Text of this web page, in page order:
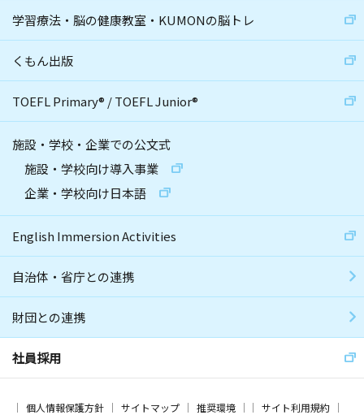
学習療法・脳の健康教室・KUMONの脳トレ
くもん出版
TOEFL Primary® /TOEFL Junior®
施設・学校・企業での公文式
施設・学校向け導入事業
企業・学校向け日本語
English Immersion Activities
自治体・省庁との連携
財団との連携
社員採用
個人情報保護方針 サイトマップ 推奨環境 サイト利用規約